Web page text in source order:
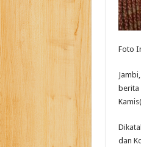
Foto
berita
dan